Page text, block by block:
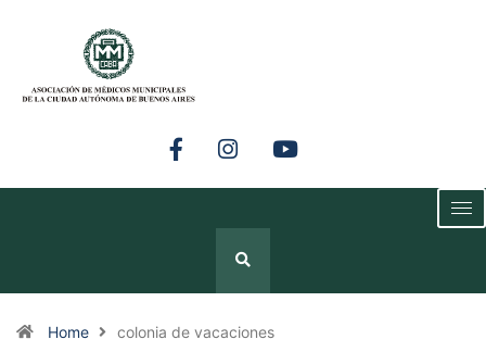
Home colonia de vacaciones